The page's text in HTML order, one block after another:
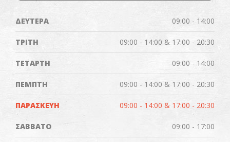
ΔΕΥΤΕΡΑ 09:00 - 14:00
ΤΡΙΤΗ 09:00 - 14:00 & 17:00 - 20:30
ΤΕΤΑΡΤΗ 09:00 - 14:00
ΠΕΜΠΤΗ 09:00 - 14:00 & 17:00 - 20:30
ΠΑΡΑΣΚΕΥΗ 09:00 - 14:00 & 17:00 - 20:30
ΣΑΒΒΑΤΟ 09:00 - 17:00